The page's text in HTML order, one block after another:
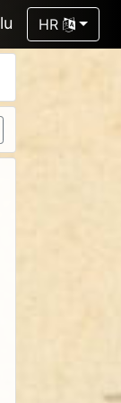
HR